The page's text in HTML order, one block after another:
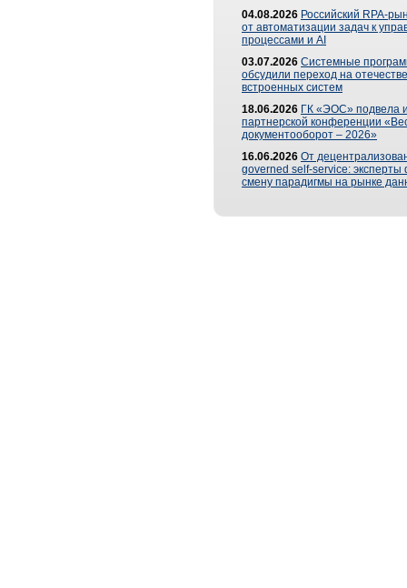
04.08.2026 Российский RPA-
от автоматизации задач к
процессами и AI
03.07.2026 Системные
обсудили переход на
встроенных систем
18.06.2026 ГК «ЭОС» подвела
партнерской конференции
документооборот – 2026»
16.06.2026 От
governed self-service: эксперты
смену парадигмы на рынке